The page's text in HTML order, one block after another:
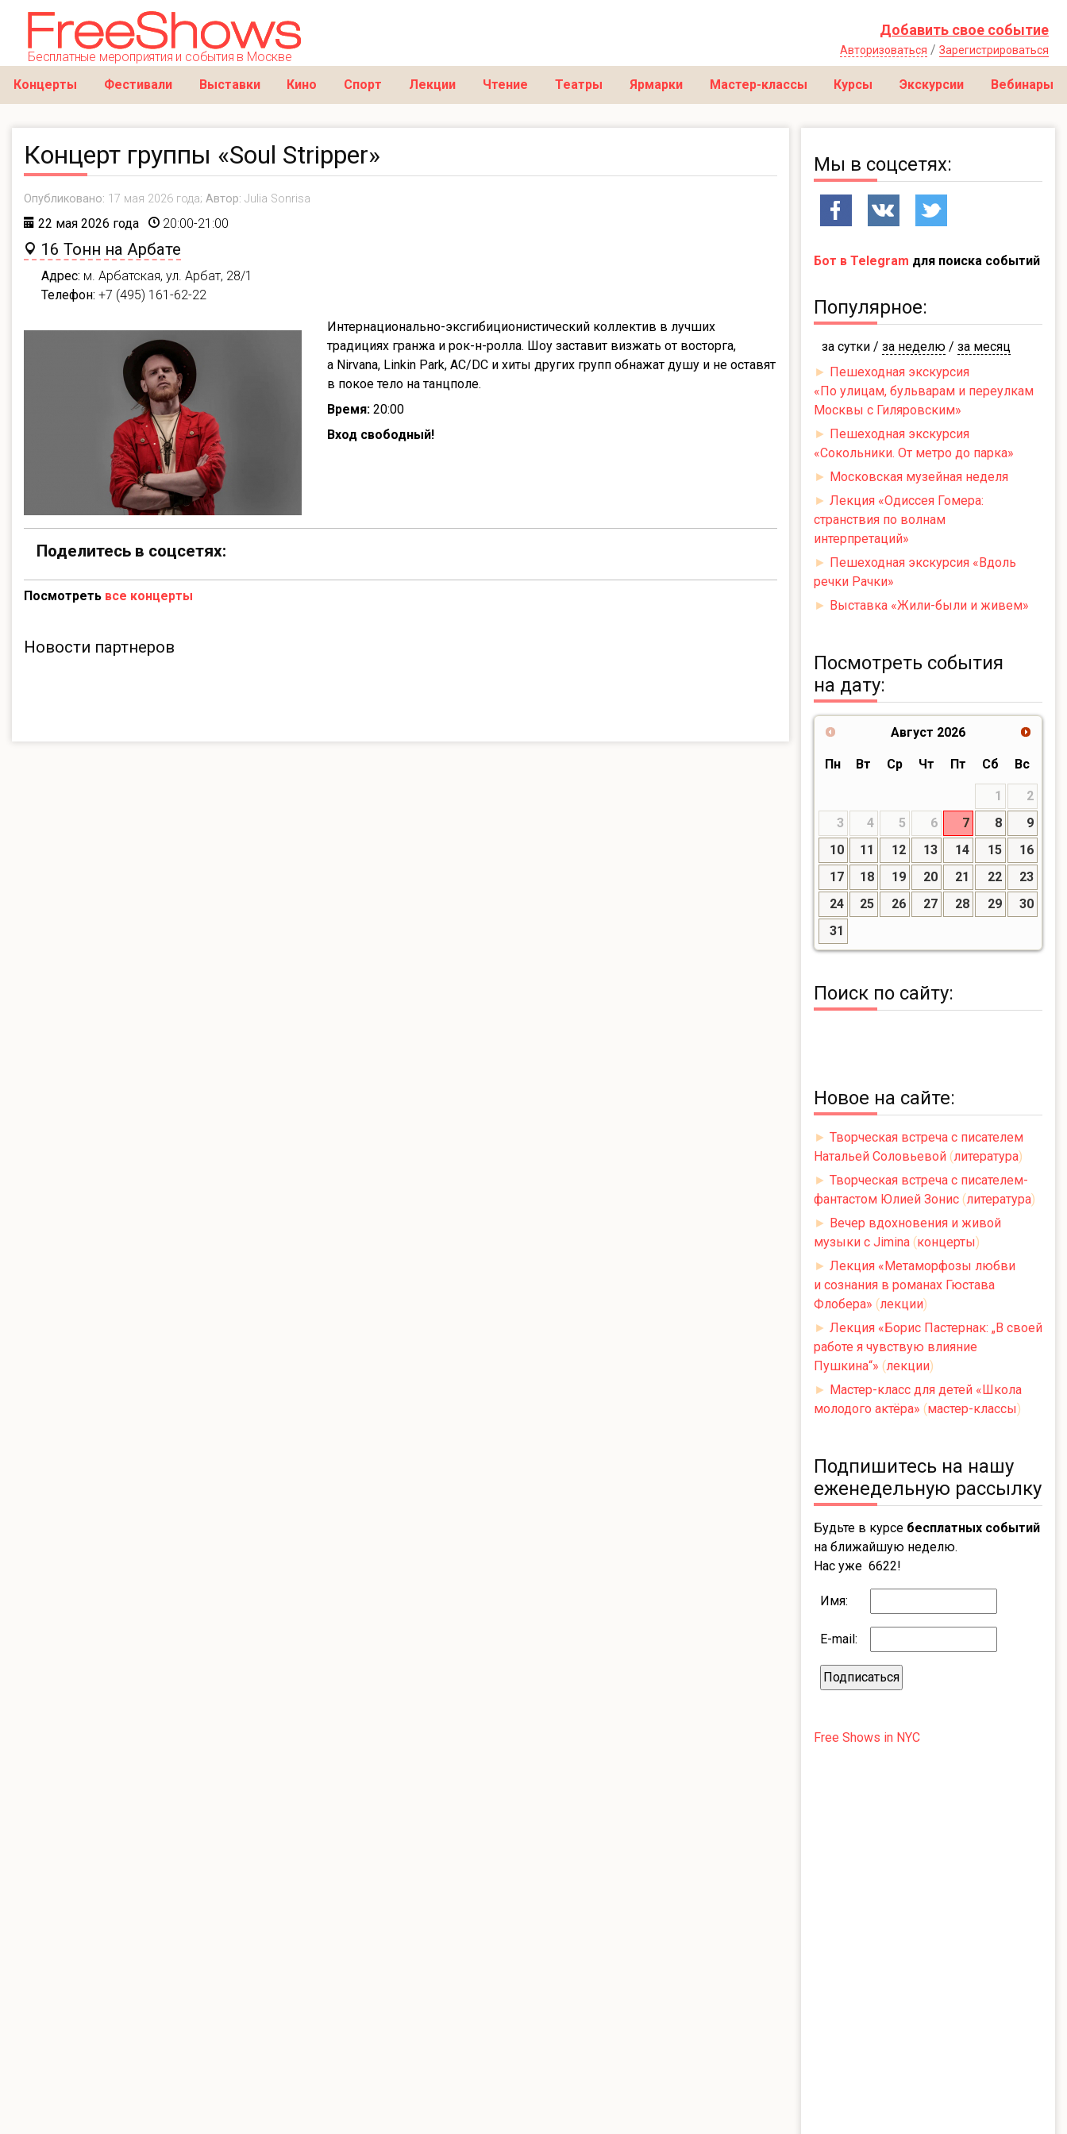
Бесплатные мероприятия и события в Москве
Добавить свое событие
Авторизоваться / Зарегистрироваться
Концерты Фестивали Выставки Кино Спорт Лекции Чтение Театры Ярмарки Мастер-классы Курсы Экскурсии Вебинары
Концерт группы «Soul Stripper»
Опубликовано: 17 мая 2026 года; Автор: Julia Sonrisa
22 мая 2026 года 20:00-21:00
16 Тонн на Арбате
Адрес: м. Арбатская, ул. Арбат, 28/1
Телефон: +7 (495) 161-62-22
Интернационально-эксгибиционистический коллектив в лучших
традициях гранжа и рок-н-ролла. Шоу заставит визжать от восторга,
а Nirvana, Linkin Park, AC/DC и хиты других групп обнажат душу и не оставят
в покое тело на танцполе.
Время: 20:00
Вход свободный!
Поделитесь в соцсетях:
Посмотреть все концерты
Новости партнеров
Мы в соцсетях:
Бот в Telegram для поиска событий
Популярное:
за сутки / за неделю / за месяц
► Пешеходная экскурсия
«По улицам, бульварам и переулкам
Москвы с Гиляровским»
► Пешеходная экскурсия
«Сокольники. От метро до парка»
► Московская музейная неделя
► Лекция «Одиссея Гомера:
странствия по волнам
интерпретаций»
► Пешеходная экскурсия «Вдоль
речки Рачки»
► Выставка «Жили-были и живем»
Посмотреть события
на дату:
Август 2026
Пн Вт Ср Чт Пт Сб Вс
1
2
3
4 5 6 7 8
9
10
11 12 13 14 15
16
17
18 19 20 21 22
23
24
25 26 27 28 29
30
31
Поиск по сайту:
Новое на сайте:
► Творческая встреча с писателем
Натальей Соловьевой (литература)
► Творческая встреча с писателем-
фантастом Юлией Зонис (литература)
► Вечер вдохновения и живой
музыки с Jimina (концерты)
► Лекция «Метаморфозы любви
и сознания в романах Гюстава
Флобера» (лекции)
► Лекция «Борис Пастернак: „В своей
работе я чувствую влияние
Пушкина“» (лекции)
► Мастер-класс для детей «Школа
молодого актёра» (мастер-классы)
Подпишитесь на нашу
еженедельную рассылку
Будьте в курсе бесплатных событий
на ближайшую неделю.
Нас уже 6622!
Имя:
E-mail:
Free Shows in NYC